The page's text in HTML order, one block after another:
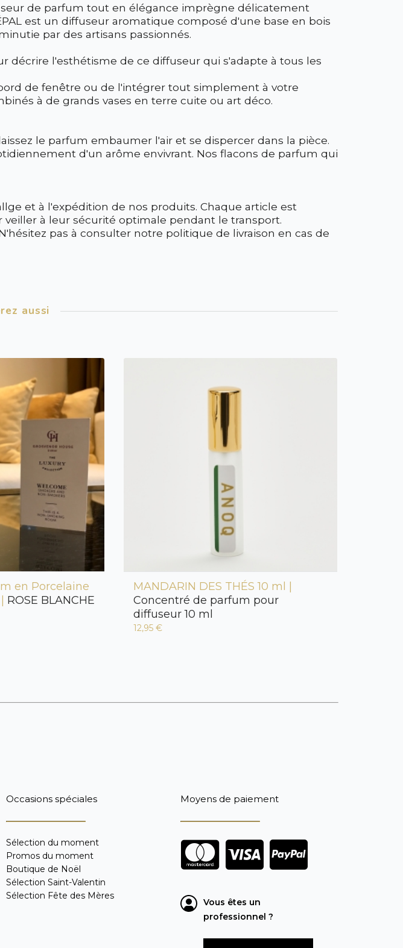
de parfum tout en élégance imprègne délicatement
est un diffuseur aromatique composé d'une base en bois
par des artisans passionnés.
l'esthétisme de ce diffuseur qui s'adapte à tous les
de fenêtre ou de l'intégrer tout simplement à votre
à de grands vases en terre cuite ou art déco.
le parfum embaumer l'air et se dispercer dans la pièce.
d'un arôme envivrant. Nos flacons de parfum qui
et à l'expédition de nos produits. Chaque article est
à leur sécurité optimale pendant le transport.
pas à consulter notre politique de livraison en cas de
aussi
en Porcelaine
ROSE BLANCHE
MANDARIN DES THÉS 10 ml |
Concentré de parfum pour
diffuseur 10 ml
12,95 €
Occasions spéciales
Sélection du moment
Promos du moment
Boutique de Noël
Sélection Saint-Valentin
Sélection Fête des Mères
Moyens de paiement
Vous êtes un
professionnel ?